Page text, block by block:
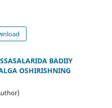
BADIIY
OSHIRISHNING